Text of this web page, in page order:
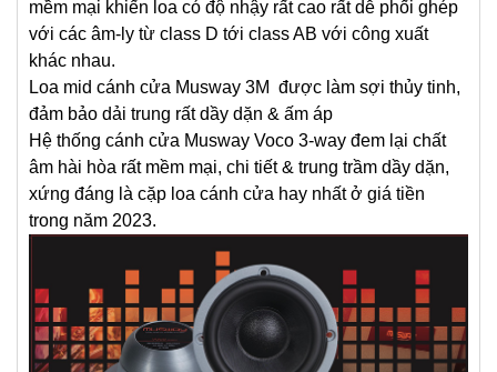
o
n
g
c
ấ
u
h
n
h
l
mềm mại khiến loa có độ nhậy rất cao rất dễ phối ghép
với các âm-ly từ class D tới class AB với công xuất
khác nhau.
Loa mid cánh cửa Musway 3M được làm sợi thủy tinh,
đảm bảo dải trung rất dầy dặn & ấm áp
Hệ thống cánh cửa Musway Voco 3-way đem lại chất
âm hài hòa rất mềm mại, chi tiết & trung trầm dầy dặn,
xứng đáng là cặp loa cánh cửa hay nhất ở giá tiền
trong năm 2023.